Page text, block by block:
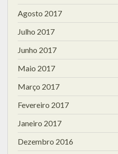
Agosto 2017
Julho 2017
Junho 2017
Maio 2017
Março 2017
Fevereiro 2017
Janeiro 2017
Dezembro 2016